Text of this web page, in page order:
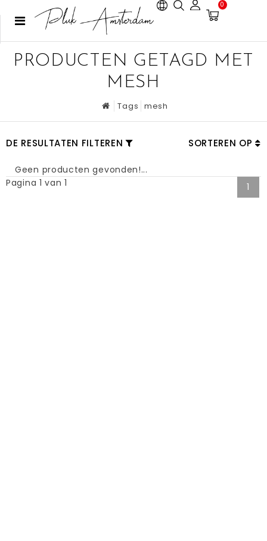
0
PRODUCTEN GETAGD MET
MESH
Tags mesh
DE RESULTATEN FILTEREN SORTEREN OP
Geen producten gevonden!...
Pagina 1 van 1
1